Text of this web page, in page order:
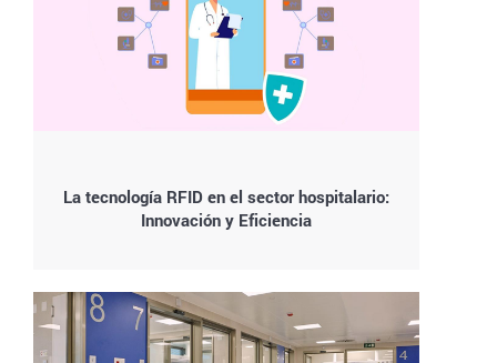
La tecnología RFID en el sector hospitalario:
Innovación y Eficiencia